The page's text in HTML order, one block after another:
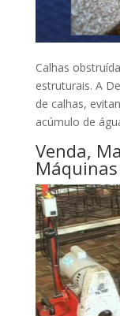
Calhas
estruturais. A
de calhas,
acúmulo de
Venda,